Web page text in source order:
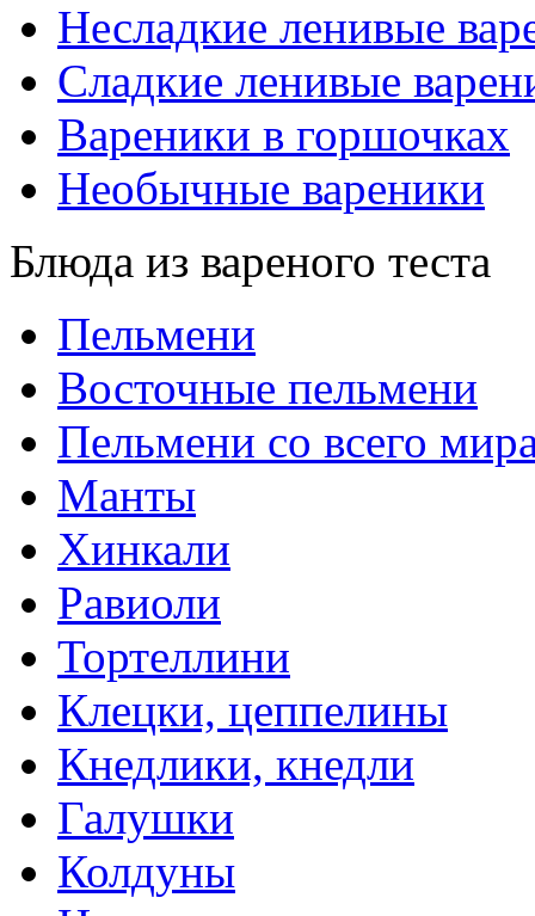
Несладкие ленивые
Сладкие ленивые
Вареники в горшочках
Необычные вареники
Блюда из вареного теста
Пельмени
Восточные пельмени
Пельмени со всего
Манты
Хинкали
Равиоли
Тортеллини
Клецки, цеппелины
Кнедлики, кнедли
Галушки
Колдуны